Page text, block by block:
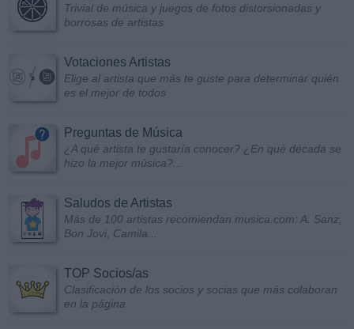
Trivial de música y juegos de fotos distorsionadas y
borrosas de artistas
Votaciones Artistas
Elige al artista que más te guste para determinar quién
es el mejor de todos
Preguntas de Música
¿A qué artista te gustaría conocer? ¿En qué década se
hizo la mejor música?...
Saludos de Artistas
Más de 100 artistas recomiendan musica.com: A. Sanz,
Bon Jovi, Camila...
TOP Socios/as
Clasificación de los socios y socias que más colaboran
en la página